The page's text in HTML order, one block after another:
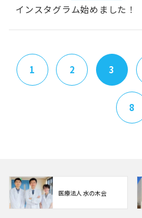
インスタグラム始めました！
1 2 3
8
医療法人 水の木会